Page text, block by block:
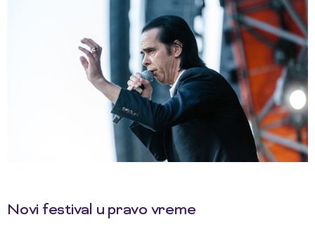
Novi festival u pravo vreme